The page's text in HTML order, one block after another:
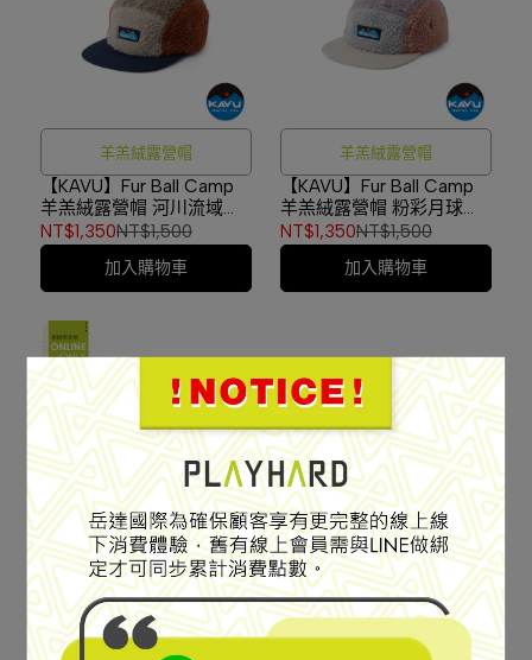
羊羔絨露營帽
【KAVU】Fur Ball Camp
羊羔絨露營帽 河川流域
#1194
NT$1,350NT$1,500
加入購物車
羊羔絨露營帽
【KAVU】Fur Ball Camp
羊羔絨露營帽 粉彩月球
#1194
NT$1,350NT$1,500
加入購物車
搖粒絨露營帽
【KAVU】Mountain Top
搖粒絨露營帽 冰沙磚
#1234
NT$1,260 NT$1,400
刷毛老爹帽
【KAVU】Toasty Topper
刷毛老爹帽 暗黑 #1236
NT$1,260NT$1,400